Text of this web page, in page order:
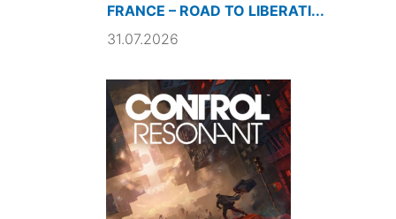
FRANCE – ROAD TO LIBERATI...
31.07.2026